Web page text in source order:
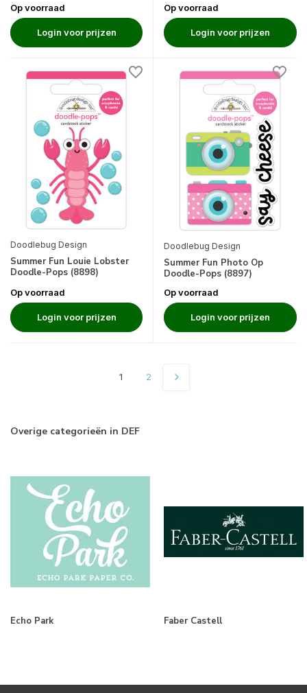
Op voorraad
Login voor prijzen
Op voorraad
Login voor prijzen
Doodlebug Design
Summer Fun Louie Lobster
Doodle-Pops (8898)
Op voorraad
Login voor prijzen
Doodlebug Design
Summer Fun Photo Op
Doodle-Pops (8897)
Op voorraad
Login voor prijzen
1 2
Overige categorieën in DEF
Echo Park Faber Castell